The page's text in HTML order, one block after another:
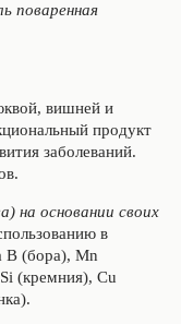
поваренная
вишней и
продукт
заболеваний.
на основании своих
в
B (бора), Mn
(кремния), Cu